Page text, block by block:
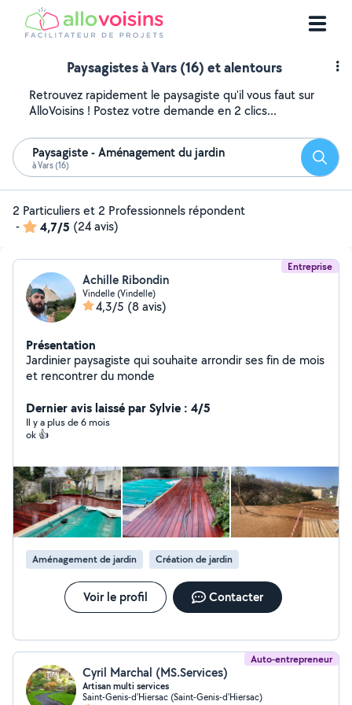
Paysagistes à Vars (16) et alentours
Retrouvez rapidement le paysagiste qu'il vous faut sur
AlloVoisins ! Postez votre demande en 2 clics...
Paysagiste - Aménagement du jardin
à Vars (16)
2 Particuliers et 2 Professionnels répondent
-
4,7/5 (24 avis)
Entreprise
Achille Ribondin
Vindelle (Vindelle)
4,3/5 (8 avis)
Présentation
Jardinier paysagiste qui souhaite arrondir ses fin de mois
et rencontrer du monde
Dernier avis laissé par Sylvie : 4/5
Il y a plus de 6 mois
ok 👍
Aménagement de jardin Création de jardin
Voir le profil Contacter
Auto-entrepreneur
Cyril Marchal (MS.Services)
Artisan multi services
Saint-Genis-d'Hiersac (Saint-Genis-d'Hiersac)